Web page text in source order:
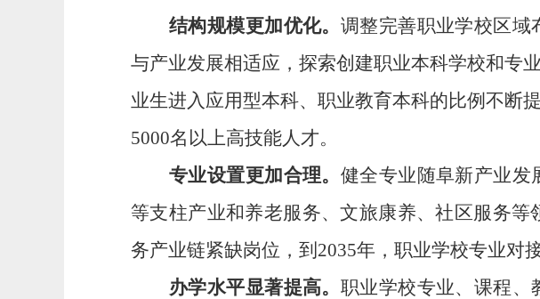
结构规模更加优化。 调整完善职业学校区域
与产业发展相适应，探索创建职业本科学校和专业
业生进入应用型本科、职业教育本科的比例不断
5000名以上高技能人才。
专业设置更加合理。 健全专业随阜新产业发
等支柱产业和养老服务、文旅康养、社区服务等
务产业链紧缺岗位， 到 2035年，职业学校专业对
办学水平显著提高。 职业学校专业、课程、